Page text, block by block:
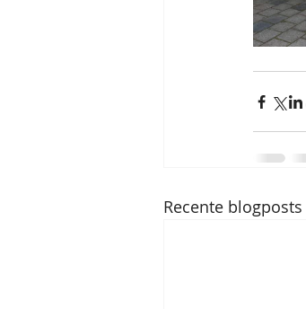
Recente blogposts